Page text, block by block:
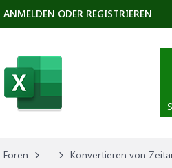
Foren ... Konvertieren von
ANMELDEN ODER REGISTRIEREN